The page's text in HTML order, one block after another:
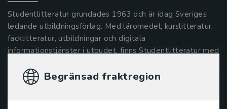
Begränsad fraktregion
Studentlitteratur grundades 1963 och är idag Sveriges
ledande utbildningsförlag. Med läromedel, kurslitteratur,
facklitteratur, utbildningar och digitala
informationstjänster i utbudet, finns Studentlitteratur med